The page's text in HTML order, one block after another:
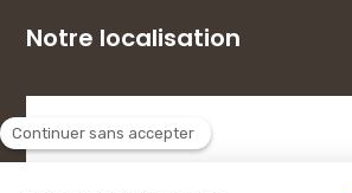
Notre localisation